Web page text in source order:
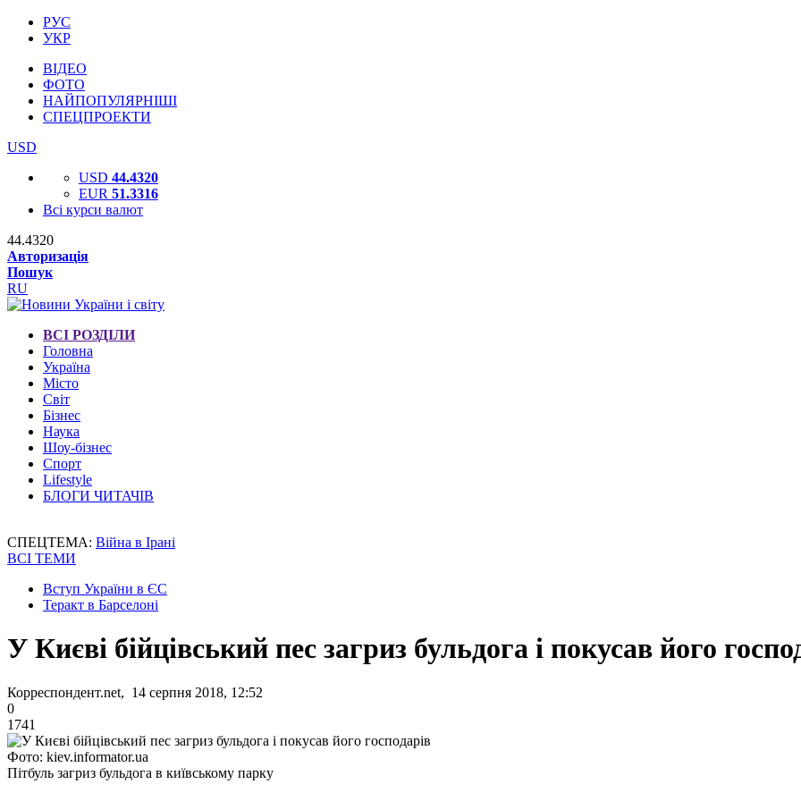
РУС
УКР
ВІДЕО
ФОТО
НАЙПОПУЛЯРНІШІ
СПЕЦПРОЕКТИ
USD
USD 44.4320
EUR 51.3316
Всі курси валют
44.4320
Авторизація
Пошук
RU
ВСІ РОЗДІЛИ
Головна
Україна
Місто
Світ
Бізнес
Наука
Шоу-бізнес
Спорт
Lifestyle
БЛОГИ ЧИТАЧІВ
СПЕЦТЕМА: Війна в Ірані
ВСІ ТЕМИ
Вступ України в ЄС
Теракт в Барселоні
У Києві бійцівський пес загриз бульдога і покусав його
Корреспондент.net, 14 серпня 2018, 12:52
0
1741
Фото: kiev.informator.ua
Пітбуль загриз бульдога в київському парку